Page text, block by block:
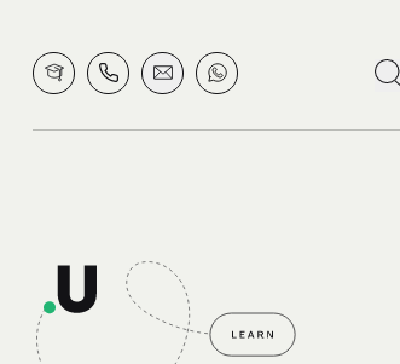
לחץ לחיפוש